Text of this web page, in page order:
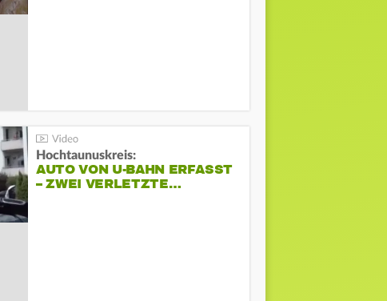
Hochtaunuskreis:
AUTO VON U-BAHN ERFASST
– ZWEI VERLETZTE…